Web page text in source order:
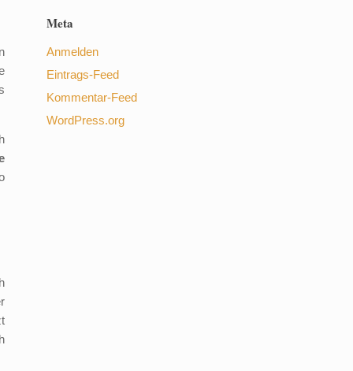
Meta
Anmelden
Eintrags-Feed
Kommentar-Feed
WordPress.org